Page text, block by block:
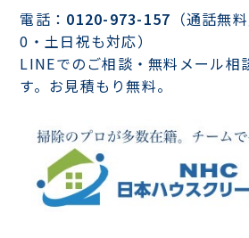
電話： 0120-973-157 （通話無
0・土日祝も対応）
LINEでのご相談・無料メール相
す。お見積もり無料。